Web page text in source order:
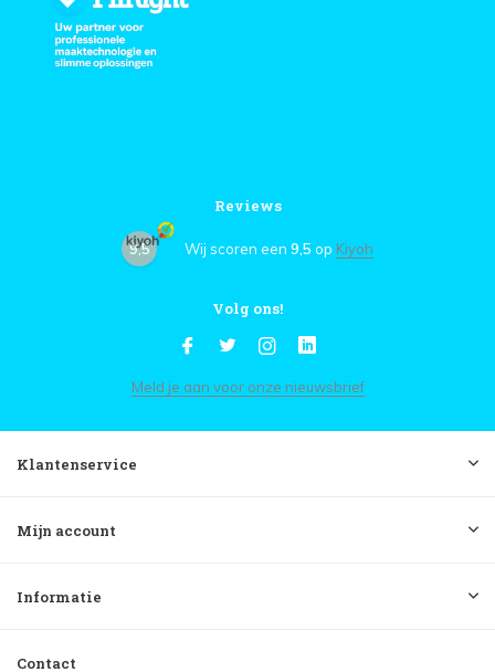
Reviews
9,5 Wij scoren een 9,5 op Kiyoh
Volg ons!
Meld je aan voor onze nieuwsbrief
Klantenservice
Mijn account
Informatie
Contact